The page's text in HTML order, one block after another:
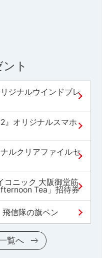
ト
ジナルウインドブレ
』オリジナルスマホ
ルクリアファイルセ
コニック 大阪御堂筋
Tea」招待券
信隊の旗ペン
覧へ